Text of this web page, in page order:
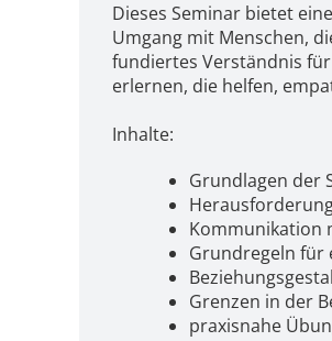
Dieses Seminar bietet
Umgang mit Menschen,
fundiertes Verständnis
erlernen, die helfen,
Inhalte:
Grundlagen der
Kommunikation
Grundregeln für
Grenzen in der
praxisnahe